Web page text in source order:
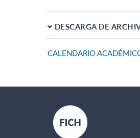
DESCARGA DE
CALENDARIO